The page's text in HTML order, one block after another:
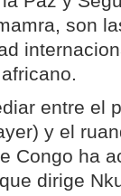
son
entre el
y el
Congo ha
dirige